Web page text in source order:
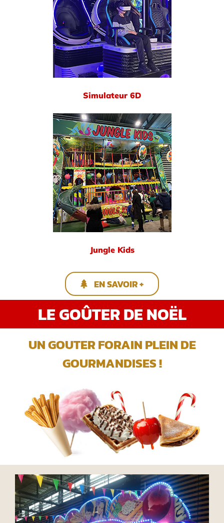
Simulateur 6D
Jungle Kids
EN SAVOIR +
LE GOÛTER DE NOËL
UN GOUTER FORAIN PLEIN DE
GOURMANDISES !